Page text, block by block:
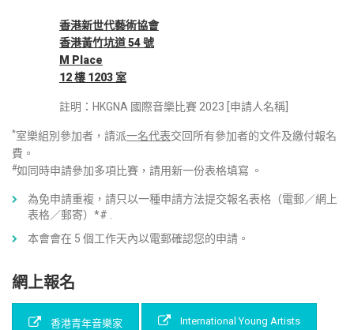
香港新世代藝術協會
香港黃竹坑道54號
M Place
12樓 1203 室
註明：HKGNA 國際音樂比賽 2023 [申請人名稱]
*室樂組別參加者，請派一名代表交回所有參加者的文件及繳付報名
費。
#如同時申請參加多項比賽，請用新一份表格填寫 。
為免申請重複，請只以一種申請方法提交報名表格（電郵／網上
表格／郵寄）*# .
本會會在 5 個工作天內以電郵確認您的申請。
網上報名
香港青年音樂家 International Young Artists